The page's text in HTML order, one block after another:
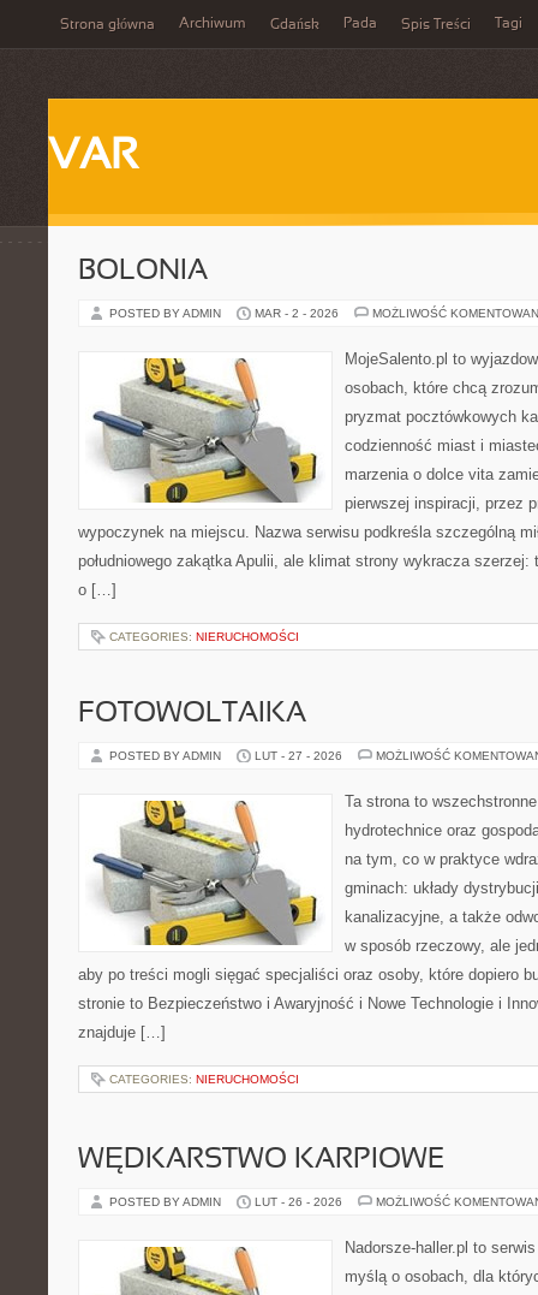
Strona główna Archiwum Gdańsk Pada Spis Treści Tagi
VAR
BOLONIA
POSTED BY ADMIN MAR - 2 - 2026 MOŻLIWOŚĆ
MojeSalento.pl to
osobach, które chcą
pryzmat pocztówkowych
codzienność miast i
marzenia o dolce vita
pierwszej inspiracji, przez
wypoczynek na miejscu. Nazwa serwisu podkreśla szczególną
południowego zakątka Apulii, ale klimat strony wykracza szerzej:
o […]
CATEGORIES: NIERUCHOMOŚCI
FOTOWOLTAIKA
POSTED BY ADMIN LUT - 27 - 2026 MOŻLIWOŚĆ
Ta strona to
hydrotechnice oraz
na tym, co w praktyce
gminach: układy
kanalizacyjne, a także
w sposób rzeczowy, ale
aby po treści mogli sięgać specjaliści oraz osoby, które dopiero
stronie to Bezpieczeństwo i Awaryjność i Nowe Technologie i
znajduje […]
CATEGORIES: NIERUCHOMOŚCI
WĘDKARSTWO KARPIOWE
POSTED BY ADMIN LUT - 26 - 2026 MOŻLIWOŚĆ
Nadorsze-haller.pl to
myślą o osobach, dla